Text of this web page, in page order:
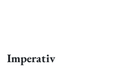
Imperativ